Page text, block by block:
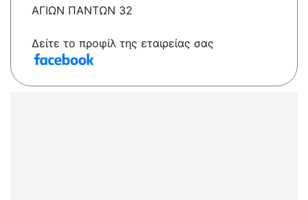
ΑΓΙΩΝ ΠΑΝΤΩΝ 32
Δείτε το προφίλ της εταιρείας σας